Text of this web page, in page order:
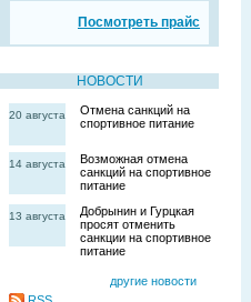
Посмотреть прайс
НОВОСТИ
20 августа
Отмена санкций на
спортивное питание
14 августа
Возможная отмена
санкций на спортивное
питание
13 августа
Добрынин и Гурцкая
просят отменить
санкции на спортивное
питание
другие новости